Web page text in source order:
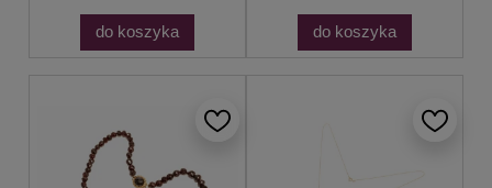
do koszyka do koszyka